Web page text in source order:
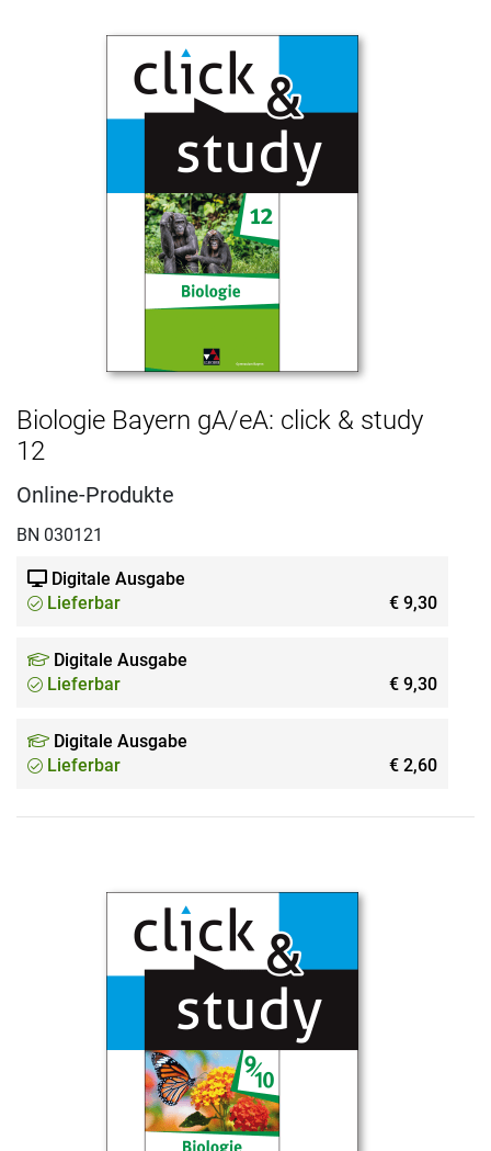
Biologie Bayern gA/eA: click & study
12
Online-Produkte
BN 030121
Digitale Ausgabe
Lieferbar
€ 9,30
Digitale Ausgabe
Lieferbar
€ 9,30
Digitale Ausgabe
Lieferbar
€ 2,60